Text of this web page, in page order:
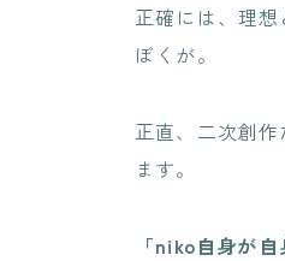
正確には、理
ぼくが。
正直、二次創
ます。
「niko自身が